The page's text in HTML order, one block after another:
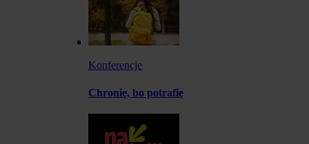
Konferencje
Chronię, bo potrafię